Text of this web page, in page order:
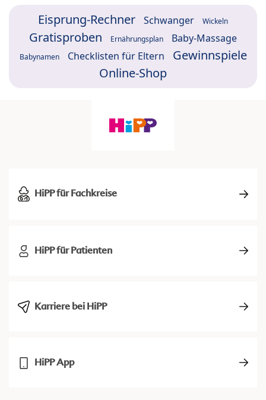
Eisprung-Rechner Schwanger Wickeln
Gratisproben Ernährungsplan Baby-Massage
Babynamen Checklisten für Eltern
Gewinnspiele
Online-Shop
HiPP für Fachkreise
HiPP für Patienten
Karriere bei HiPP
HiPP App